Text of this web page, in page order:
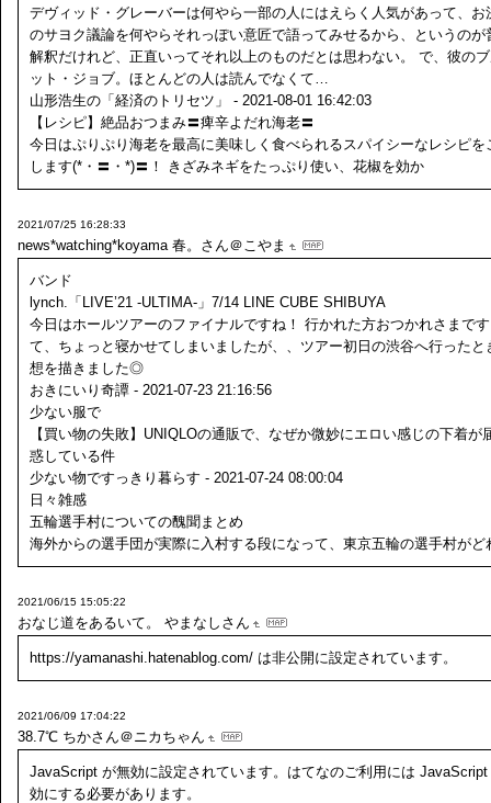
デヴィッド・グレーバーは何やら一部の人にはえらく人気があって、お
のサヨク議論を何やらそれっぽい意匠で語ってみせるから、というのが
解釈だけれど、正直いってそれ以上のものだとは思わない。 で、彼の
ット・ジョブ。ほとんどの人は読んでなくて…
山形浩生の「経済のトリセツ」 - 2021-08-01 16:42:03
【レシピ】絶品おつまみ〓痺辛よだれ海老〓
今日はぷりぷり海老を最高に美味しく食べられるスパイシーなレシピを
します(*・〓・*)〓！ きざみネギをたっぷり使い、花椒を効か
2021/07/25 16:28:33
news*watching*koyama 春。さん＠こやま
バンド
lynch.「LIVE’21 -ULTIMA-」7/14 LINE CUBE SHIBUYA
今日はホールツアーのファイナルですね！ 行かれた方おつかれさまで
て、ちょっと寝かせてしまいましたが、、ツアー初日の渋谷へ行ったと
想を描きました◎
おきにいり奇譚 - 2021-07-23 21:16:56
少ない服で
【買い物の失敗】UNIQLOの通販で、なぜか微妙にエロい感じの下着が
惑している件
少ない物ですっきり暮らす - 2021-07-24 08:00:04
日々雑感
五輪選手村についての醜聞まとめ
海外からの選手団が実際に入村する段になって、東京五輪の選手村がど
2021/06/15 15:05:22
おなじ道をあるいて。 やまなしさん
https://yamanashi.hatenablog.com/ は非公開に設定されています。
2021/06/09 17:04:22
38.7℃ ちかさん＠ニカちゃん
JavaScript が無効に設定されています。はてなのご利用には JavaScript
効にする必要があります。